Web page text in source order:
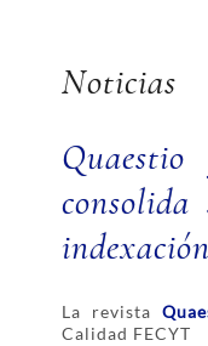
Noticias
La revista
Calidad FECYT